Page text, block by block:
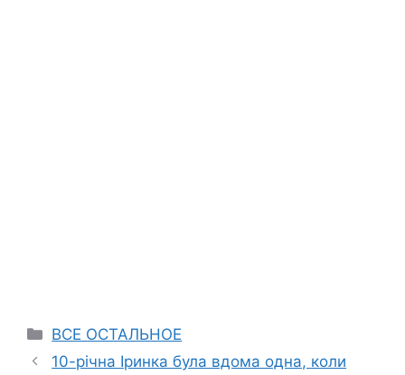
Categories
ВСЕ ОСТАЛЬНОЕ
10-річна Іринка була вдома одна, коли